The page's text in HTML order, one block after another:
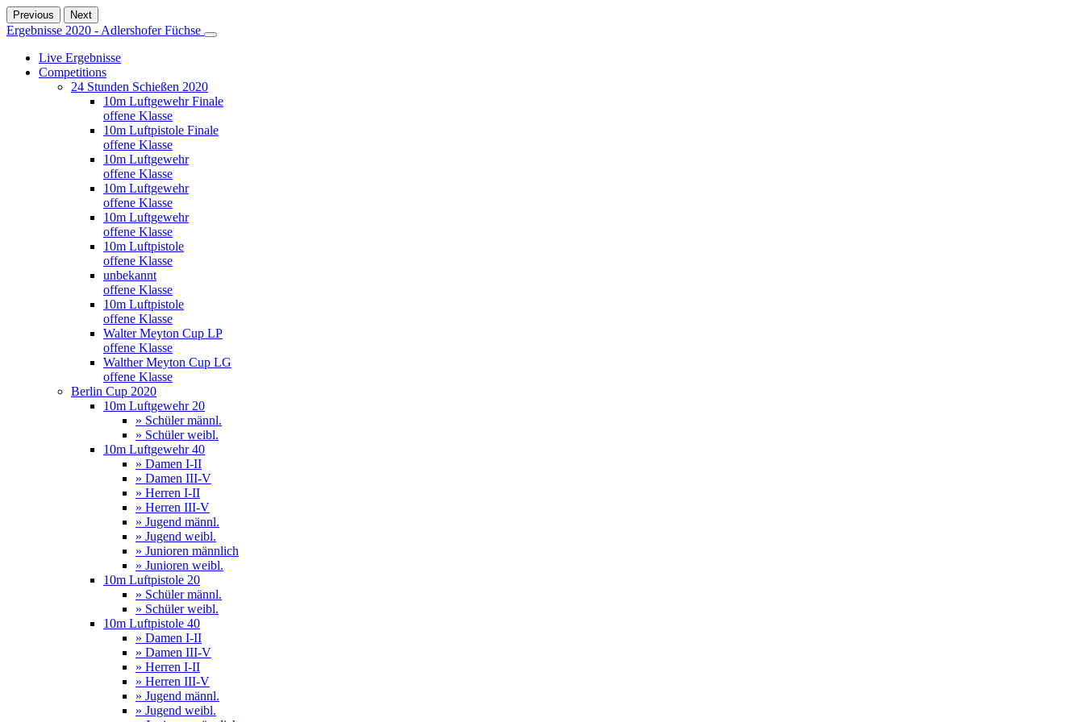
Previous Next
Ergebnisse 2020 - Adlershofer Füchse
Live Ergebnisse
Competitions
24 Stunden Schießen 2020
10m Luftgewehr Finale
offene Klasse
10m Luftpistole Finale
offene Klasse
10m Luftgewehr
offene Klasse
10m Luftgewehr
offene Klasse
10m Luftgewehr
offene Klasse
10m Luftpistole
offene Klasse
unbekannt
offene Klasse
10m Luftpistole
offene Klasse
Walter Meyton Cup LP
offene Klasse
Walther Meyton Cup LG
offene Klasse
Berlin Cup 2020
10m Luftgewehr 20
» Schüler männl.
» Schüler weibl.
10m Luftgewehr 40
» Damen I-II
» Damen III-V
» Herren I-II
» Herren III-V
» Jugend männl.
» Jugend weibl.
» Junioren männlich
» Junioren weibl.
10m Luftpistole 20
» Schüler männl.
» Schüler weibl.
10m Luftpistole 40
» Damen I-II
» Damen III-V
» Herren I-II
» Herren III-V
» Jugend männl.
» Jugend weibl.